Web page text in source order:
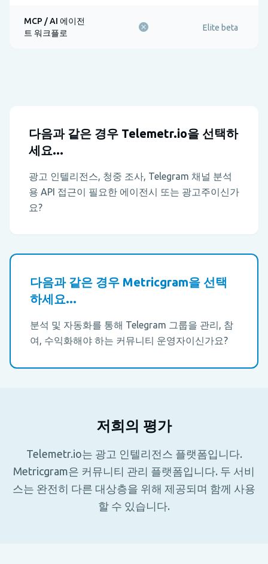
MCP / AI 에이전
트 워크플로
Elite beta
다음과 같은 경우 Telemetr.io을 선택하
세요...
광고 인텔리전스, 청중 조사, Telegram 채널 분석
용 API 접근이 필요한 에이전시 또는 광고주이신가
요?
다음과 같은 경우 Metricgram을 선택
하세요...
분석 및 자동화를 통해 Telegram 그룹을 관리, 참
여, 수익화해야 하는 커뮤니티 운영자이신가요?
저희의 평가
Telemetr.io는 광고 인텔리전스 플랫폼입니다.
Metricgram은 커뮤니티 관리 플랫폼입니다. 두 서비
스는 완전히 다른 대상층을 위해 제공되며 함께 사용
할 수 있습니다.